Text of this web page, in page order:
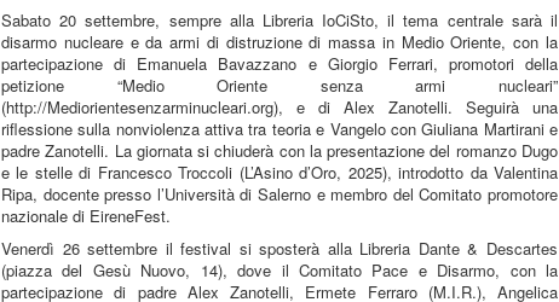
Sabato 20 settembre, sempre alla Libreria IoCiSto, il tema centrale sarà il
disarmo nucleare e da armi di distruzione di massa in Medio Oriente, con la
partecipazione di Emanuela Bavazzano e Giorgio Ferrari, promotori della
petizione “Medio Oriente senza armi nucleari”
(http://Mediorientesenzarminucleari.org), e di Alex Zanotelli. Seguirà una
riflessione sulla nonviolenza attiva tra teoria e Vangelo con Giuliana Martirani e
padre Zanotelli. La giornata si chiuderà con la presentazione del romanzo Dugo
e le stelle di Francesco Troccoli (L’Asino d’Oro, 2025), introdotto da Valentina
Ripa, docente presso l’Università di Salerno e membro del Comitato promotore
nazionale di EireneFest.
Venerdì 26 settembre il festival si sposterà alla Libreria Dante & Descartes
(piazza del Gesù Nuovo, 14), dove il Comitato Pace e Disarmo, con la
partecipazione di padre Alex Zanotelli, Ermete Ferraro (M.I.R.), Angelica